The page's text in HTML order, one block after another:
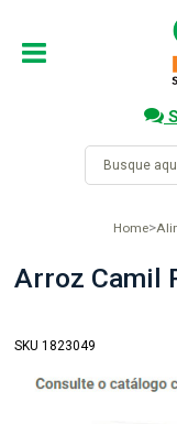
Home
Arroz Camil
SKU 1823049